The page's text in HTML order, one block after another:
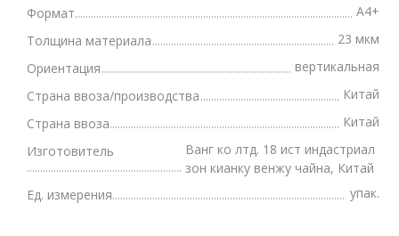
Формат
А4+
Толщина материала
23 мкм
Ориентация
вертикальная
Страна ввоза/производства
Китай
Страна ввоза
Китай
Изготовитель
Ванг ко лтд. 18 ист индастриал
зон кианку венжу чайна, Китай
Ед. измерения
упак.